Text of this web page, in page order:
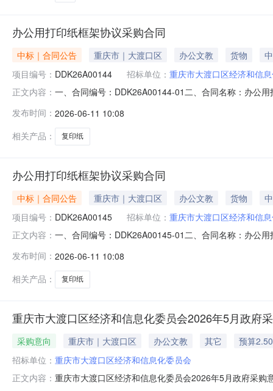
办公用打印纸框架协议采购合同
中标｜合同公告 重庆市｜大渡口区 办公文教 货物
项目编号： DDK26A00144 招标单位： 重庆市大渡口区经济和信
正文内容： 一、合同编号：DDK26A00144-01二、合同名称：办公
号附26号联系方式：13883572581六、合同主要信息主
发布时间： 2026-06-11 10:08
相关产品：
复印纸
办公用打印纸框架协议采购合同
中标｜合同公告 重庆市｜大渡口区 办公文教 货物
项目编号： DDK26A00145 招标单位： 重庆市大渡口区经济和信
正文内容： 一、合同编号：DDK26A00145-01二、合同名称：办公
式：18696694326六、合同主要信息主要标的名称：得
发布时间： 2026-06-11 10:08
相关产品：
复印纸
重庆市大渡口区经济和信息化委员会2026年5月政府
采购意向 重庆市｜大渡口区 办公文教 其它
预算
招标单位： 重庆市大渡口区经济和信息化委员会
正文内容： 重庆市大渡口区经济和信息化委员会2026年5月政府采